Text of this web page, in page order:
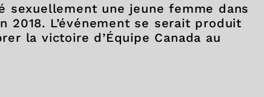
sexuellement une jeune femme dans
2018. L’événement se serait produit
la victoire d’Équipe Canada au